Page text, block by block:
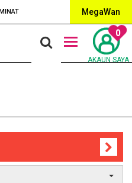
MegaWan
0
AKAUN SAYA